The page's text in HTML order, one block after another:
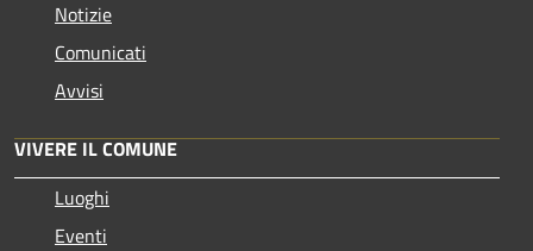
Notizie
Comunicati
Avvisi
VIVERE IL COMUNE
Luoghi
Eventi